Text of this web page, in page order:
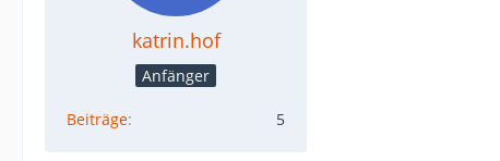
katrin.hof
Anfänger
Beiträge 5